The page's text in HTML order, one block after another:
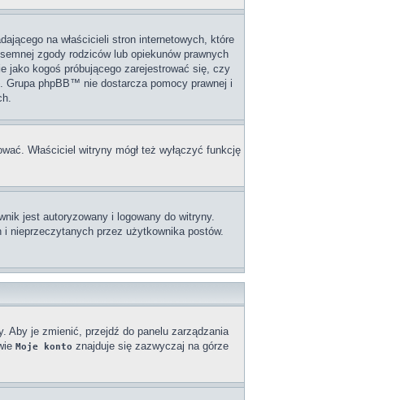
na właścicieli stron internetowych, które
zgody rodziców lub opiekunów prawnych
jako kogoś próbującego zarejestrować się, czy
Grupa phpBB™ nie dostarcza pomocy prawnej i
Właściciel witryny mógł też wyłączyć funkcję
jest autoryzowany i logowany do witryny.
i nieprzeczytanych przez użytkownika postów.
Aby je zmienić, przejdź do panelu zarządzania
Moje konto znajduje się zazwyczaj na górze